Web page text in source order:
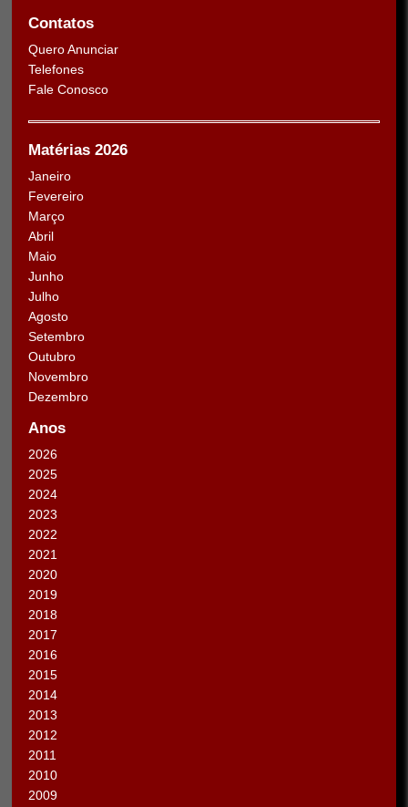
Contatos
Quero Anunciar
Telefones
Fale Conosco
Matérias 2026
Janeiro
Fevereiro
Março
Abril
Maio
Junho
Julho
Agosto
Setembro
Outubro
Novembro
Dezembro
Anos
2026
2025
2024
2023
2022
2021
2020
2019
2018
2017
2016
2015
2014
2013
2012
2011
2010
2009